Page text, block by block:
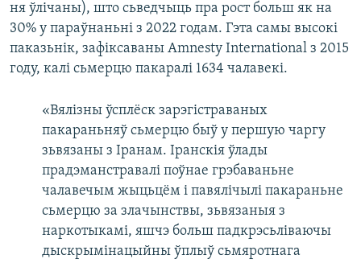
ня ўлічаны), што сьведчыць пра рост больш як на
30% у параўнаньні з 2022 годам. Гэта самы высокі
паказьнік, зафіксаваны Amnesty International з 2015
году, калі сьмерцю пакаралі 1634 чалавекі.
«Вялізны ўсплёск зарэгістраваных
пакараньняў сьмерцю быў у першую чаргу
зьвязаны з Іранам. Іранскія ўлады
прадэманстравалі поўнае грэбаваньне
чалавечым жыцьцём і павялічылі пакараньне
сьмерцю за злачынствы, зьвязаныя з
наркотыкамі, яшчэ больш падкрэсьліваючы
дыскрымінацыйны ўплыў сьмяротнага